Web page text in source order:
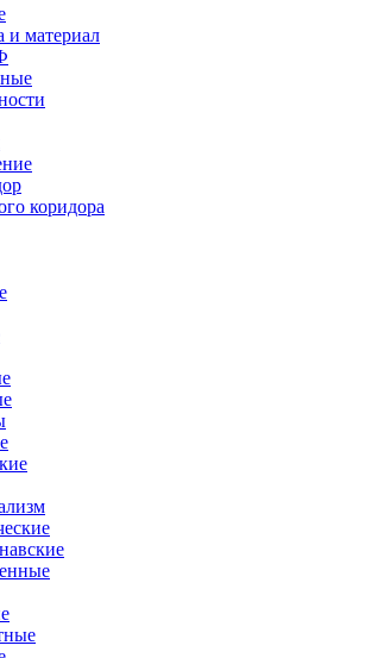
и материал
коридора